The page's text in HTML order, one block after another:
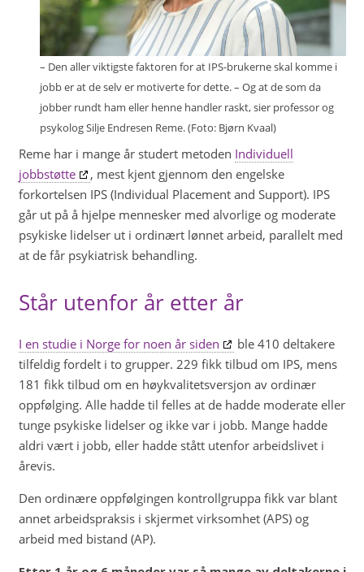
– Den aller viktigste faktoren for at IPS-brukerne skal komme i
jobb er at de selv er motiverte for dette. – Og at de som da
jobber rundt ham eller henne handler raskt, sier professor og
psykolog Silje Endresen Reme. (Foto: Bjørn Kvaal)
Reme har i mange år studert metoden Individuell
jobbstøtte
, mest kjent gjennom den engelske
forkortelsen IPS (Individual Placement and Support). IPS
går ut på å hjelpe mennesker med alvorlige og moderate
psykiske lidelser ut i ordinært lønnet arbeid, parallelt med
at de får psykiatrisk behandling.
Står utenfor år etter år
I en studie i Norge for noen år siden
ble 410 deltakere
tilfeldig fordelt i to grupper. 229 fikk tilbud om IPS, mens
181 fikk tilbud om en høykvalitetsversjon av ordinær
oppfølging. Alle hadde til felles at de hadde moderate eller
tunge psykiske lidelser og ikke var i jobb. Mange hadde
aldri vært i jobb, eller hadde stått utenfor arbeidslivet i
årevis.
Den ordinære oppfølgingen kontrollgruppa fikk var blant
annet arbeidspraksis i skjermet virksomhet (APS) og
arbeid med bistand (AP).